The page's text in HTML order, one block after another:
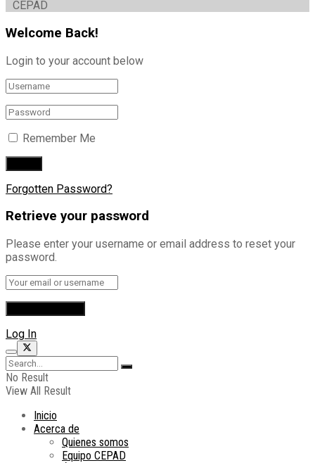
CEPAD
Welcome Back!
Login to your account below
Remember Me
Forgotten Password?
Retrieve your password
Please enter your username or email address to reset your
password.
Log In
No Result
View All Result
Inicio
Acerca de
Quienes somos
Equipo CEPAD